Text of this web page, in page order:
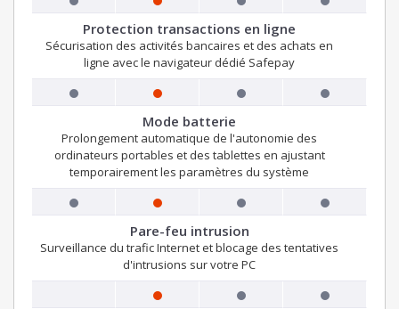
Protection transactions en ligne
Sécurisation des activités bancaires et des achats en
ligne avec le navigateur dédié Safepay
Mode batterie
Prolongement automatique de l'autonomie des
ordinateurs portables et des tablettes en ajustant
temporairement les paramètres du système
Pare-feu intrusion
Surveillance du trafic Internet et blocage des tentatives
d'intrusions sur votre PC